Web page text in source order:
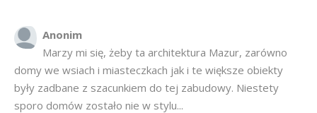
Anonim
Marzy mi się, żeby ta architektura Mazur, zarówno
domy we wsiach i miasteczkach jak i te większe obiekty
były zadbane z szacunkiem do tej zabudowy. Niestety
sporo domów zostało nie w stylu...